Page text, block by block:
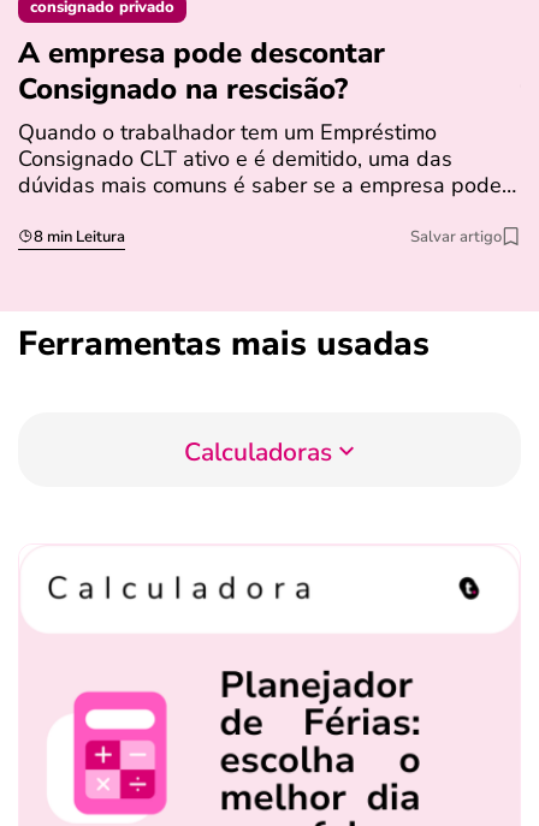
consignado privado
A empresa pode descontar
Consignado na rescisão​?
Quando o trabalhador tem um Empréstimo
Consignado CLT ativo e é demitido, uma das
dúvidas mais comuns é saber se a empresa pode…
8 min Leitura Salvar artigo
Ferramentas mais usadas
Calculadoras